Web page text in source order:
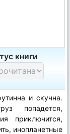
книги
и скучна.
попадется,
приключится,
инопланетные